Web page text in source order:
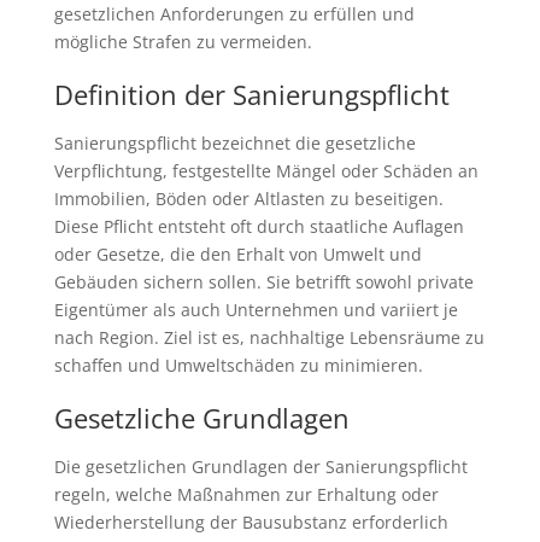
gesetzlichen Anforderungen zu erfüllen und
mögliche Strafen zu vermeiden.
Definition der Sanierungspflicht
Sanierungspflicht bezeichnet die gesetzliche
Verpflichtung, festgestellte Mängel oder Schäden an
Immobilien, Böden oder Altlasten zu beseitigen.
Diese Pflicht entsteht oft durch staatliche Auflagen
oder Gesetze, die den Erhalt von Umwelt und
Gebäuden sichern sollen. Sie betrifft sowohl private
Eigentümer als auch Unternehmen und variiert je
nach Region. Ziel ist es, nachhaltige Lebensräume zu
schaffen und Umweltschäden zu minimieren.
Gesetzliche Grundlagen
Die gesetzlichen Grundlagen der Sanierungspflicht
regeln, welche Maßnahmen zur Erhaltung oder
Wiederherstellung der Bausubstanz erforderlich